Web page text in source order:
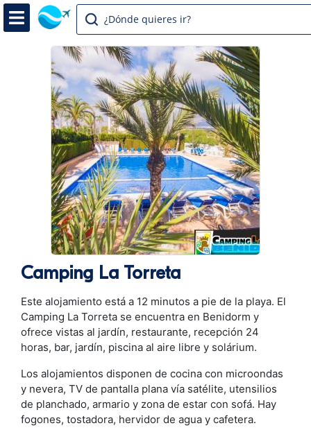
¿Dónde quieres ir?
Camping La Torreta
Este alojamiento está a 12 minutos a pie de la playa. El
Camping La Torreta se encuentra en Benidorm y
ofrece vistas al jardín, restaurante, recepción 24
horas, bar, jardín, piscina al aire libre y solárium.
Los alojamientos disponen de cocina con microondas
y nevera, TV de pantalla plana vía satélite, utensilios
de planchado, armario y zona de estar con sofá. Hay
fogones, tostadora, hervidor de agua y cafetera.